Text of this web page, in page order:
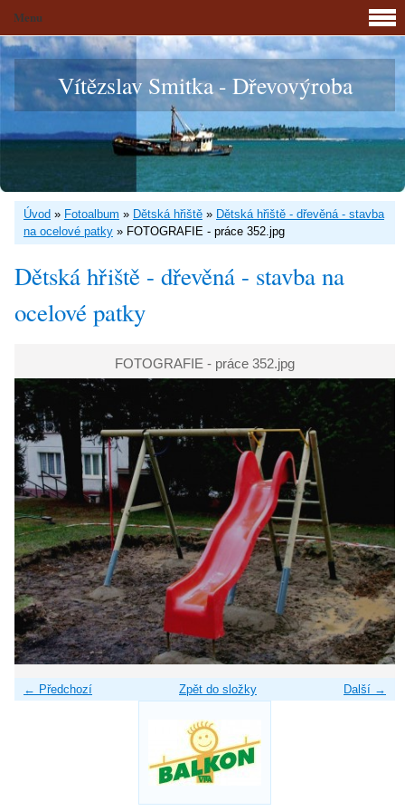
Vítězslav Smitka - Dřevovýroba
Úvod » Fotoalbum » Dětská hřiště » Dětská hřiště - dřevěná - stavba
na ocelové patky » FOTOGRAFIE - práce 352.jpg
Dětská hřiště - dřevěná - stavba na
ocelové patky
FOTOGRAFIE - práce 352.jpg
← Předchozí Další →
Zpět do složky
Menu